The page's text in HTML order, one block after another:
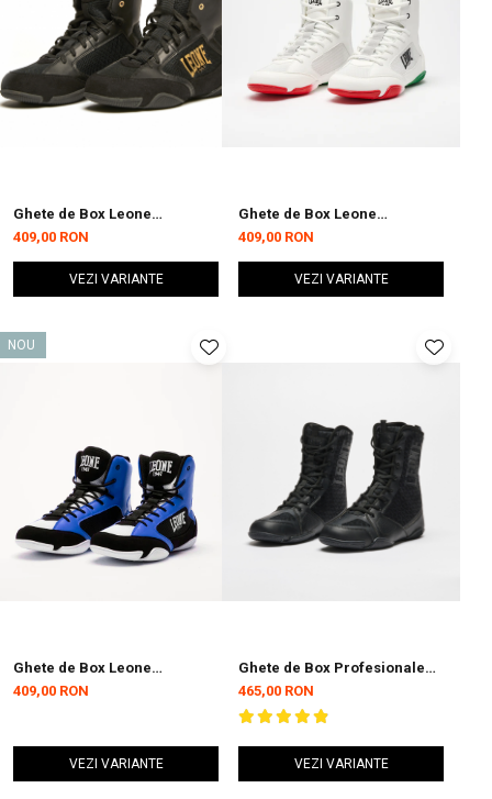
Ghete de Box Leone
Premium Negre
409,00 RON
VEZI VARIANTE
Ghete de Box Leone
Premium Albe
409,00 RON
VEZI VARIANTE
NOU
Ghete de Box Leone
Premium Albastre
409,00 RON
VEZI VARIANTE
Ghete de Box Profesionale
Leone Negre
465,00 RON
VEZI VARIANTE